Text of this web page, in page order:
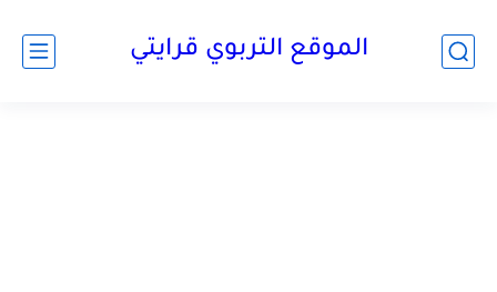
الموقع التربوي قرايتي